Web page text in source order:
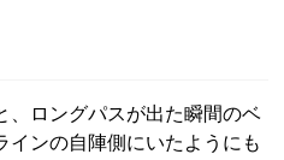
ロングパスが出た瞬間のベ
インの自陣側にいたようにも